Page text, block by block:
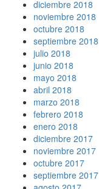
diciembre 2018
noviembre 2018
octubre 2018
septiembre 2018
julio 2018
junio 2018
mayo 2018
abril 2018
marzo 2018
febrero 2018
enero 2018
diciembre 2017
noviembre 2017
octubre 2017
septiembre 2017